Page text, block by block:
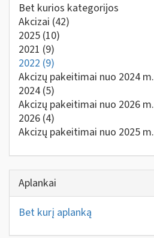
Bet kurios kategorijos
Akcizai (42)
2025 (10)
2021 (9)
2022 (9)
Akcizų pakeitimai nuo 2024 m.
2024 (5)
Akcizų pakeitimai nuo 2026 m.
2026 (4)
Akcizų pakeitimai nuo 2025 m.
Aplankai
Bet kurį aplanką